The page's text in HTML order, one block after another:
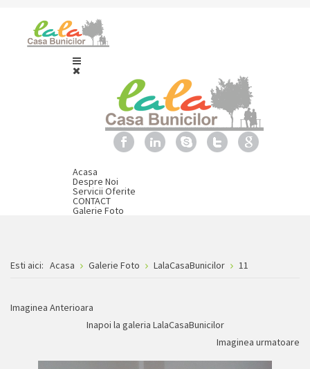
Acasa
Despre Noi
Servicii Oferite
CONTACT
Galerie Foto
Esti aici: Acasa Galerie Foto LalaCasaBunicilor 11
Imaginea Anterioara
Inapoi la galeria LalaCasaBunicilor
Imaginea urmatoare